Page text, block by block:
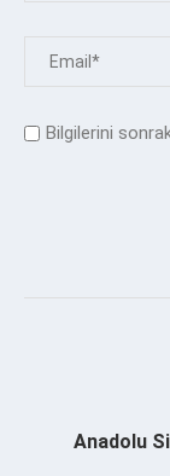
Bilgilerini
Anadolu